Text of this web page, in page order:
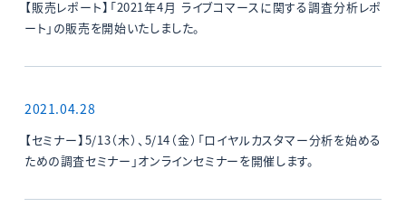
【販売レポート】「2021年4月 ライブコマースに関する調査分析レポ
ート」の販売を開始いたしました。
2021.04.28
【セミナー】5/13（木）、5/14（金）「ロイヤルカスタマー分析を始める
ための調査セミナー」オンラインセミナーを開催します。